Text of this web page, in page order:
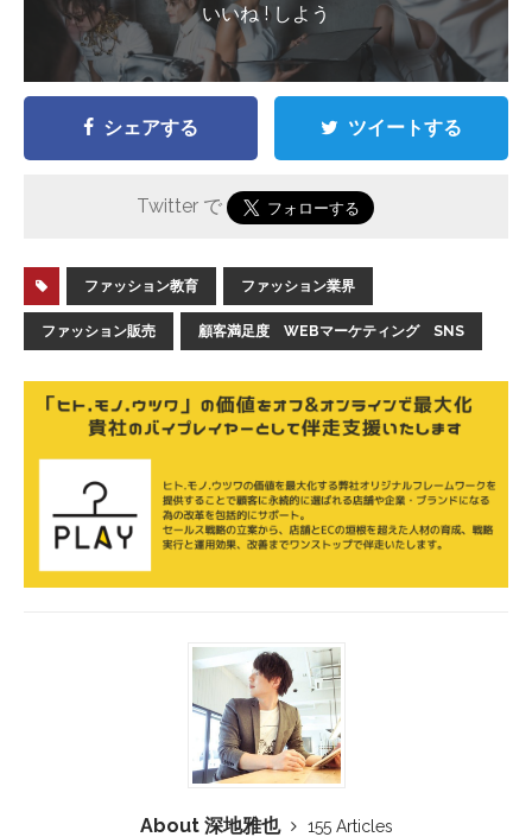
いいね ! しよう
シェアする ツイートする
Twitter で
ファッション教育 ファッション業界
ファッション販売 顧客満足度 WEBマーケティング SNS
About 深地雅也 155 Articles